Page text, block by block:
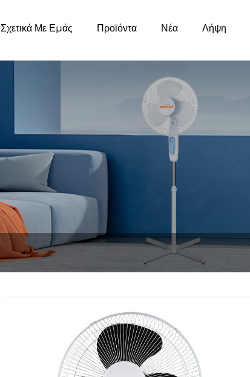
Σχετικά Με Εμάς Προϊόντα Νέα Λήψη